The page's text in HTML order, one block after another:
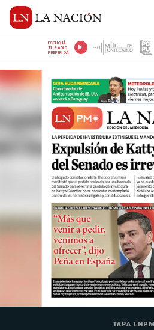
ESCUCHÁ
TU RADIO
PREFERIDA
TAPA LNPM